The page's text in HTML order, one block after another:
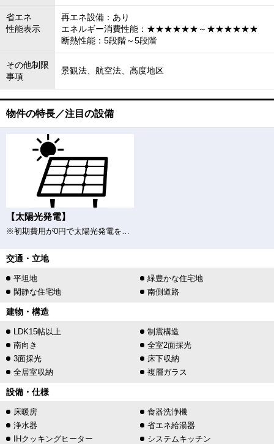
省エネ
性能表示
再エネ設備：あり
エネルギー消費性能：★★★★★★～★★★★★★
断熱性能：5段階～5段階
その他制限
事項
景観法、航空法、高度地区
物件の特長／注目の設備
【太陽光発電】
※初期費用が0円で太陽光発電をご利用頂けます。「エネカリ」サービスは月額利用料が発生致します。10年後には太陽パネル、蓄電池を無償譲渡となります。
交通・立地
平坦地
緑豊かな住宅地
閑静な住宅地
南側道路
建物・構造
LDK15帖以上
制震構造
南向き
全室2面採光
3面採光
床下収納
全居室収納
複層ガラス
設備・仕様
床暖房
食器洗浄機
浄水器
省エネ給湯器
IHクッキングヒーター
システムキッチン